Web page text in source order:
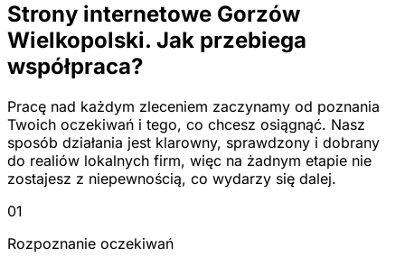
Strony internetowe Gorzów
Wielkopolski. Jak przebiega
współpraca?
Pracę nad każdym zleceniem zaczynamy od poznania
Twoich oczekiwań i tego, co chcesz osiągnąć. Nasz
sposób działania jest klarowny, sprawdzony i dobrany
do realiów lokalnych firm, więc na żadnym etapie nie
zostajesz z niepewnością, co wydarzy się dalej.
01
Rozpoznanie oczekiwań